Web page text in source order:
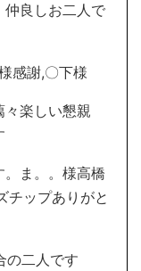
良しお二人で
感謝,〇下様
々楽しい懇親
ま。。様高橋
チップありがと
二人です